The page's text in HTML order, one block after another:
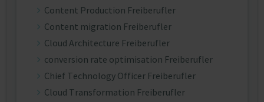
Content Production Freiberufler
Content migration Freiberufler
Cloud Architecture Freiberufler
conversion rate optimisation Freiberufler
Chief Technology Officer Freiberufler
Cloud Transformation Freiberufler